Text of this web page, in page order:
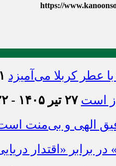
https://
عطر کربلا می‌آمیزد ۳۱
است ۲۷ تیر ۱۴۰۵ - ۲۱:۲۲
الهی و بی‌منت
در برابر «اقتدار